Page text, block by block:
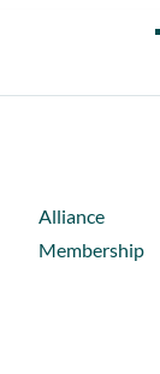
Alliance
Membership